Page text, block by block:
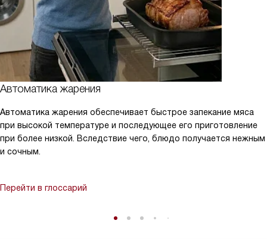
Автоматика жарения
Автоматика жарения обеспечивает быстрое запекание мяса
при высокой температуре и последующее его приготовление
при более низкой. Вследствие чего, блюдо получается нежным
и сочным.
Перейти в глоссарий